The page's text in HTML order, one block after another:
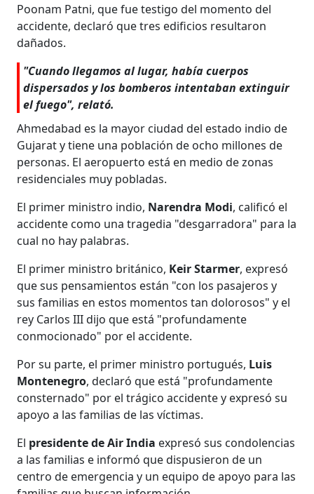
Poonam Patni, que fue testigo del momento del
accidente, declaró que tres edificios resultaron
dañados.
"Cuando llegamos al lugar, había cuerpos
dispersados y los bomberos intentaban extinguir
el fuego", relató.
Ahmedabad es la mayor ciudad del estado indio de
Gujarat y tiene una población de ocho millones de
personas. El aeropuerto está en medio de zonas
residenciales muy pobladas.
El primer ministro indio, Narendra Modi, calificó el
accidente como una tragedia "desgarradora" para la
cual no hay palabras.
El primer ministro británico, Keir Starmer, expresó
que sus pensamientos están "con los pasajeros y
sus familias en estos momentos tan dolorosos" y el
rey Carlos III dijo que está "profundamente
conmocionado" por el accidente.
Por su parte, el primer ministro portugués, Luis
Montenegro, declaró que está "profundamente
consternado" por el trágico accidente y expresó su
apoyo a las familias de las víctimas.
El presidente de Air India expresó sus condolencias
a las familias e informó que dispusieron de un
centro de emergencia y un equipo de apoyo para las